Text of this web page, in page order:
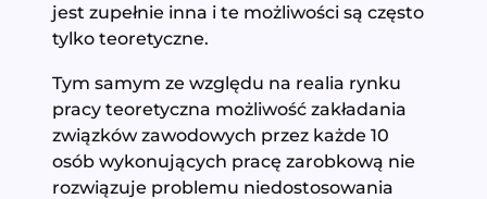
jest zupełnie inna i te możliwości są często
tylko teoretyczne.
Tym samym ze względu na realia rynku
pracy teoretyczna możliwość zakładania
związków zawodowych przez każde 10
osób wykonujących pracę zarobkową nie
rozwiązuje problemu niedostosowania